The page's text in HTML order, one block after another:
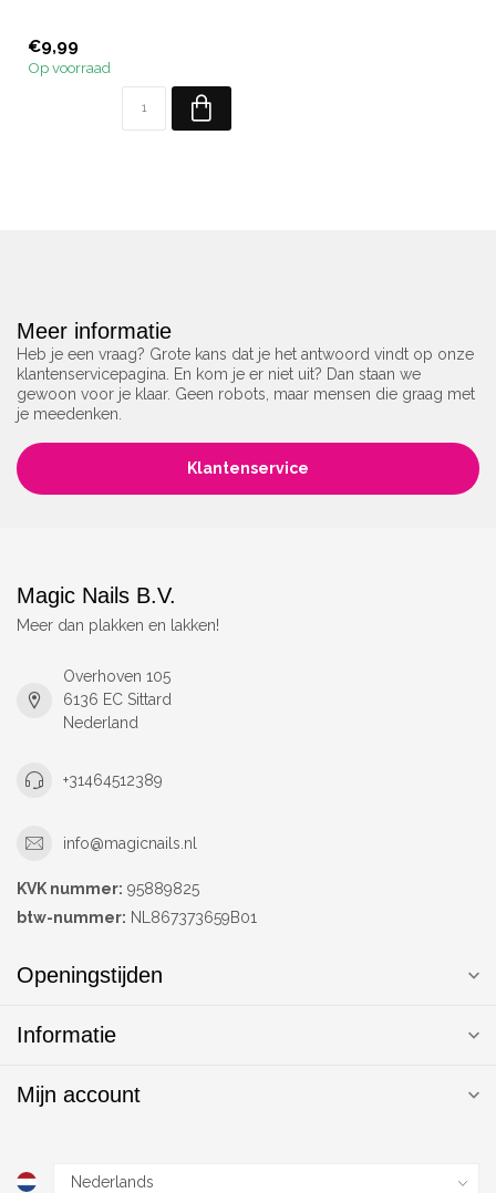
€9,99
Op voorraad
Meer informatie
Heb je een vraag? Grote kans dat je het antwoord vindt op onze
klantenservicepagina. En kom je er niet uit? Dan staan we
gewoon voor je klaar. Geen robots, maar mensen die graag met
je meedenken.
Klantenservice
Magic Nails B.V.
Meer dan plakken en lakken!
Overhoven 105
6136 EC Sittard
Nederland
+31464512389
info@magicnails.nl
KVK nummer: 95889825
btw-nummer: NL867373659B01
Openingstijden
Informatie
Mijn account